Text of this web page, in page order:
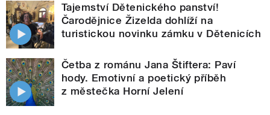
Tajemství Dětenického panství!
Čarodějnice Žizelda dohlíží na
turistickou novinku zámku v Dětenicích
Četba z románu Jana Štiftera: Paví
hody. Emotivní a poetický příběh
z městečka Horní Jelení